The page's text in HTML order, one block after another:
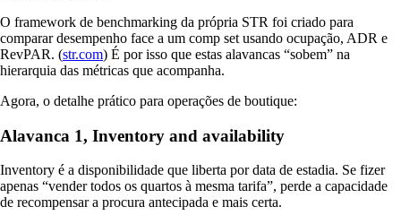
O framework de benchmarking da própria STR foi criado para
comparar desempenho face a um comp set usando ocupação, ADR e
RevPAR. (str.com) É por isso que estas alavancas “sobem” na
hierarquia das métricas que acompanha.
Agora, o detalhe prático para operações de boutique:
Alavanca 1, Inventory and availability
Inventory é a disponibilidade que liberta por data de estadia. Se fizer
apenas “vender todos os quartos à mesma tarifa”, perde a capacidade
de recompensar a procura antecipada e mais certa.